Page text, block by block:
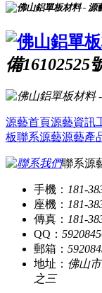
備16102525
源藝首頁源藝資訊
板聯系源藝源藝產
聯系源
手機： 181-
座機： 181-
傳真： 181-
QQ：
郵箱：
地址： 佛山
之三